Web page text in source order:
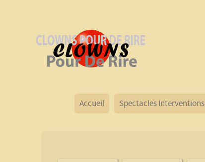
Accueil Spectacles Interventions